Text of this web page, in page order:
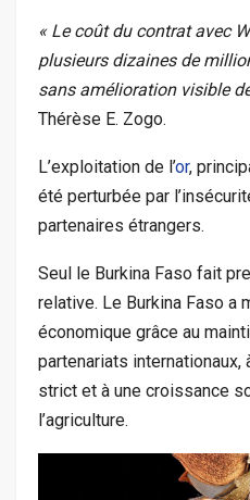
« Le coût du contrat avec
plusieurs dizaines de
sans amélioration visible
Thérèse E. Zogo.
L’exploitation de l’or,
été perturbée par
partenaires étrangers.
Seul le Burkina Faso fait
relative. Le Burkina Faso a
économique grâce au
partenariats internationaux,
strict et à une croissance
l’agriculture.